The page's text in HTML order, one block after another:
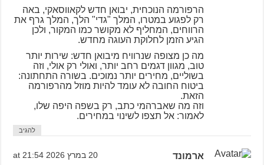
הרפורמה הנוכחית, יבואן חדש לקאווסאקי, באה
רק לפגוע במטרו, המלך "גדי" הלך, המלך גרף את
הרווחים, המחליף לא מקושר כמו המקור, ולכן
הגיע הזמן לחלוקת העוגה מחדש.
מה כן מצופה שנרוויח מיבואן חדש: שירות יותר
טוב, מגוון דגמים רחב יותר, ואולי רק אולי, וזה
בשוליים, מחירים יותר נמוכים. בשורה התחתונה:
ביטוח החובה לא עומד להיות מוזל מהרפורמה
הזאת.
וזה מה שאברהמי כתב, רק בשפה היפה שלו,
לאמור: אל תצפו לשינוי במחירים.
להגיב
ארמונד 20 במרץ 2026 at 21:54